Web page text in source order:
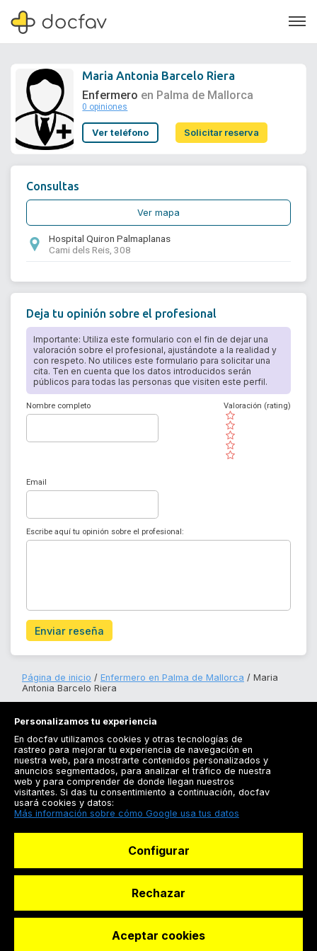
Soporte
Maria Antonia Barcelo Riera
Enfermero en Palma de Mallorca
0 opiniones
Ver teléfono Solicitar reserva
Consultas
Ver mapa
Hospital Quiron Palmaplanas
Cami dels Reis, 308
Deja tu opinión sobre el profesional
Importante: Utiliza este formulario con el fin de dejar una
valoración sobre el profesional, ajustándote a la realidad y
con respeto. No utilices este formulario para solicitar una
cita. Ten en cuenta que los datos introducidos serán
públicos para todas las personas que visiten este perfil.
Nombre completo
( )
( )
( )
( )
( )
Valoración (rating)
Email
Escribe aquí tu opinión sobre el profesional:
Enviar reseña
Página de inicio Enfermero en Palma de Mallorca
Maria
Antonia Barcelo Riera
Registrarse
Docfav
© Dashboard Technologies S.L
Personalizamos tu experiencia
En docfav utilizamos cookies y otras tecnologías de
rastreo para mejorar tu experiencia de navegación en
nuestra web, para mostrarte contenidos personalizados y
anuncios segmentados, para analizar el tráfico de nuestra
web y para comprender de donde llegan nuestros
visitantes. Si das tu consentimiento a continuación, docfav
usará cookies y datos:
Más información sobre cómo Google usa tus datos
Configurar
Rechazar
Aceptar cookies